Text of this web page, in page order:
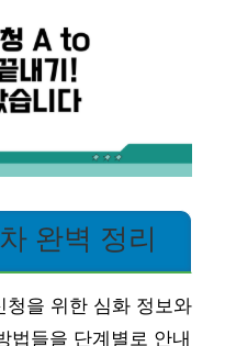
완벽 정리
청을 위한 심화 정보와
법들을 단계별로 안내